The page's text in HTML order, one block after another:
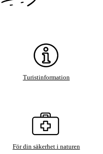
Turistinformation
För din säkerhet i naturen